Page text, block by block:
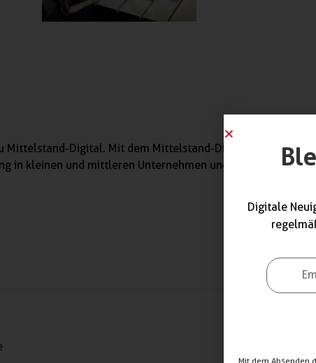
Digital. Mit dem Mittelstand-Digital Netzwerk
in kleinen und mittleren Unternehmen und dem Handwerk.
Digitale
Mit dem Absenden